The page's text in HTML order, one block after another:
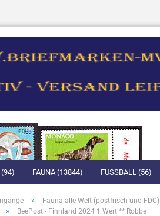
(94) FAUNA (13844) FUSSBALL (56)
» Fauna alle Welt (postfrisch und FDC)
» BeePost - Finnland 2024 1 Wert ** Robbe